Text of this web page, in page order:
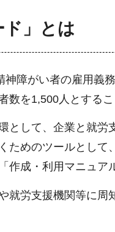
ド」とは
障がい者の雇用義
数を1,500人とする
として、企業と就
ためのツールとし
作成・利用マニュア
就労支援機関等に